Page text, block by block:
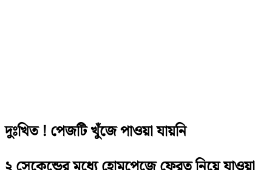
দুঃখিত ! পেজটি খুঁজে পাওয়া যায়নি